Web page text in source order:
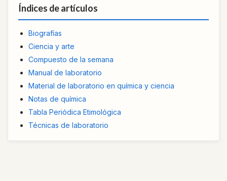
Índices de artículos
Biografías
Ciencia y arte
Compuesto de la semana
Manual de laboratorio
Material de laboratorio en química y ciencia
Notas de química
Tabla Periódica Etimológica
Técnicas de laboratorio